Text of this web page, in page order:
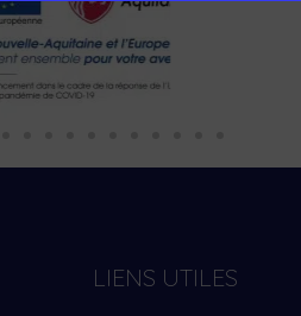
LIENS UTILES